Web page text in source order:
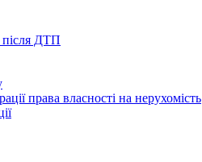
після ДТП
права власності на нерухомість